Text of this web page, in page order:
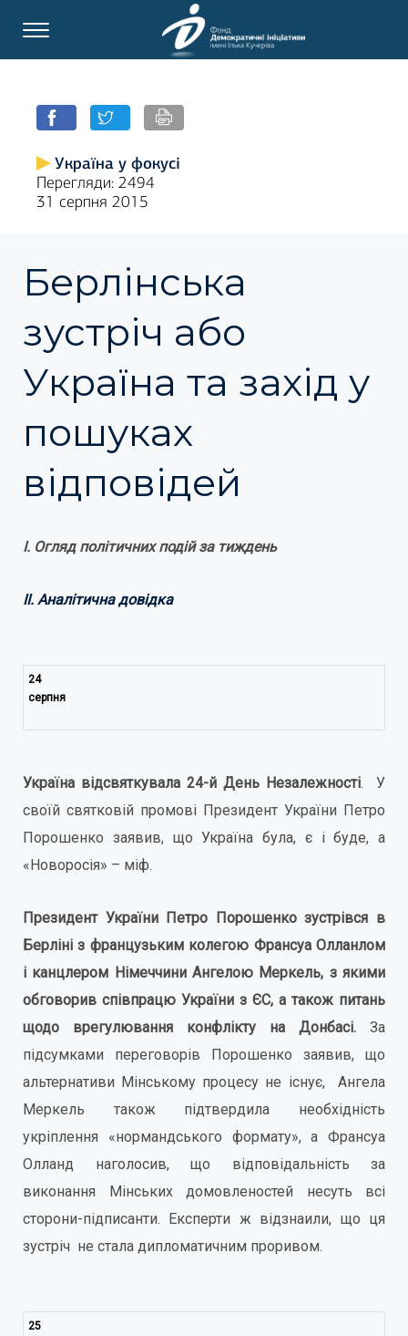
Україна у фокусі
Перегляди: 2494
31 серпня 2015
Берлінська
зустріч або
Україна та захід у
пошуках
відповідей
І. Огляд політичних подій за тиждень
ІІ. Аналітична довідка
24
серпня
Україна відсвяткувала 24-й День Незалежності. У
своїй святковій промові Президент України Петро
Порошенко заявив, що Україна була, є і буде, а
«Новоросія» – міф.
Президент України Петро Порошенко зустрівся в
Берліні з французьким колегою Франсуа Олланлом
і канцлером Німеччини Ангелою Меркель, з якими
обговорив співпрацю України з ЄС, а також питань
щодо врегулювання конфлікту на Донбасі. За
підсумками переговорів Порошенко заявив, що
альтернативи Мінському процесу не існує, Ангела
Меркель також підтвердила необхідність
укріплення «нормандського формату», а Франсуа
Олланд наголосив, що відповідальність за
виконання Мінських домовленостей несуть всі
сторони-підписанти. Експерти ж відзнаили, що ця
зустріч не стала дипломатичним проривом.
25